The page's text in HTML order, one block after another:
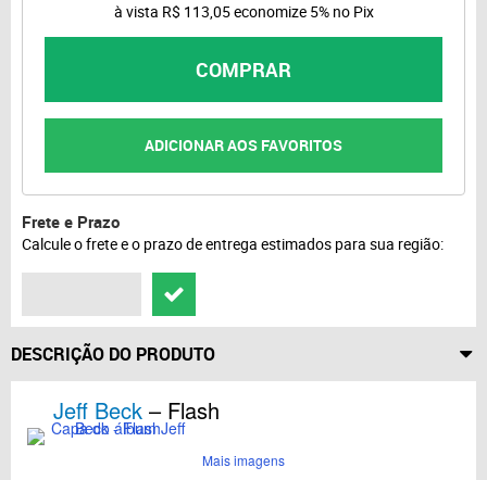
à vista R$ 113,05economize 5% no Pix
COMPRAR
ADICIONAR AOS FAVORITOS
Frete e Prazo
Calcule o frete e o prazo de entrega estimados para sua região:
DESCRIÇÃO DO PRODUTO
Jeff Beck – Flash
Mais imagens